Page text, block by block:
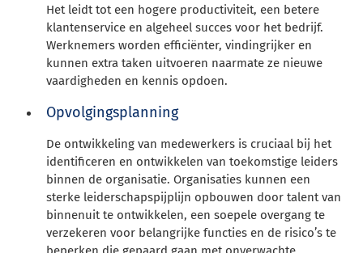
Het leidt tot een hogere productiviteit, een betere
klantenservice en algeheel succes voor het bedrijf.
Werknemers worden efficiënter, vindingrijker en
kunnen extra taken uitvoeren naarmate ze nieuwe
vaardigheden en kennis opdoen.
Opvolgingsplanning
De ontwikkeling van medewerkers is cruciaal bij het
identificeren en ontwikkelen van toekomstige leiders
binnen de organisatie. Organisaties kunnen een
sterke leiderschapspijplijn opbouwen door talent van
binnenuit te ontwikkelen, een soepele overgang te
verzekeren voor belangrijke functies en de risico’s te